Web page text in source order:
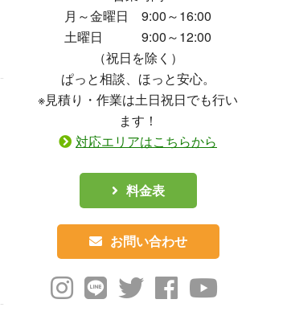
月～金曜日 9:00～16:00
土曜日 9:00～12:00
（祝日を除く）
ぱっと相談、ほっと安心。
※見積り・作業は土日祝日でも行い
ます！
対応エリアはこちらから
料金表
お問い合わせ